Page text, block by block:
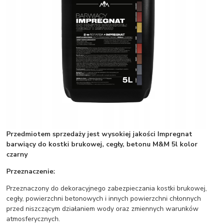
Przedmiotem sprzedaży jest wysokiej jakości Impregnat
barwiący do kostki brukowej, cegły, betonu M&M 5l kolor
czarny
Przeznaczenie:
Przeznaczony do dekoracyjnego zabezpieczania kostki brukowej,
cegły, powierzchni betonowych i innych powierzchni chłonnych
przed niszczącym działaniem wody oraz zmiennych warunków
atmosferycznych.